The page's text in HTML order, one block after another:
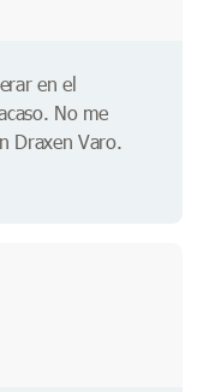
en el
No me
Draxen Varo.